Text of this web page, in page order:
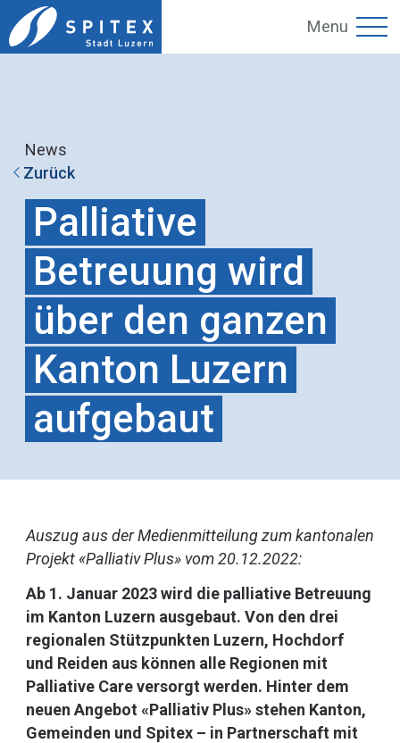
Menu
News
Zurück
Palliative
Betreuung wird
über den ganzen
Kanton Luzern
aufgebaut
Auszug aus der Medienmitteilung zum kantonalen
Projekt «Palliativ Plus» vom 20.12.2022:
Ab 1. Januar 2023 wird die palliative Betreuung
im Kanton Luzern ausgebaut. Von den drei
regionalen Stützpunkten Luzern, Hochdorf
und Reiden aus können alle Regionen mit
Palliative Care versorgt werden. Hinter dem
neuen Angebot «Palliativ Plus» stehen Kanton,
Gemeinden und Spitex – in Partnerschaft mit